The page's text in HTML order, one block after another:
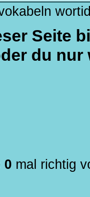
Seite
du nur
0 mal richtig